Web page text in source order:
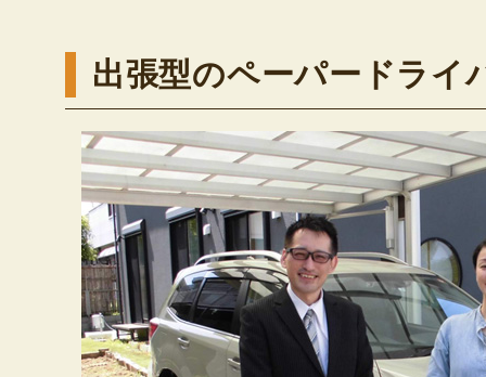
出張型のペーパードライ